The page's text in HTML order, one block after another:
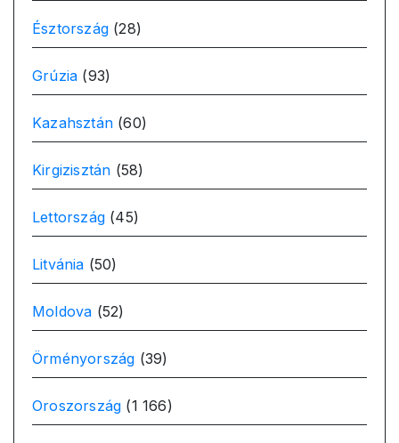
Észtország (28)
Grúzia (93)
Kazahsztán (60)
Kirgizisztán (58)
Lettország (45)
Litvánia (50)
Moldova (52)
Örményország (39)
Oroszország (1 166)